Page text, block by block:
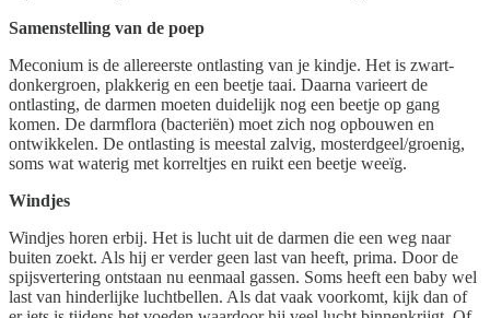
Samenstelling van de poep
Meconium is de allereerste ontlasting van je kindje. Het is zwart-
donkergroen, plakkerig en een beetje taai. Daarna varieert de
ontlasting, de darmen moeten duidelijk nog een beetje op gang
komen. De darmflora (bacteriën) moet zich nog opbouwen en
ontwikkelen. De ontlasting is meestal zalvig, mosterdgeel/groenig,
soms wat waterig met korreltjes en ruikt een beetje weeïg.
Windjes
Windjes horen erbij. Het is lucht uit de darmen die een weg naar
buiten zoekt. Als hij er verder geen last van heeft, prima. Door de
spijsvertering ontstaan nu eenmaal gassen. Soms heeft een baby wel
last van hinderlijke luchtbellen. Als dat vaak voorkomt, kijk dan of